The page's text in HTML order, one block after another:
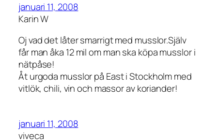
januari 11, 2008
Karin W
Oj vad det låter smarrigt med musslor.Själv
får man åka 12 mil om man ska köpa musslor i
nätpåse!
Åt urgoda musslor på East i Stockholm med
vitlök, chili, vin och massor av koriander!
januari 11, 2008
viveca